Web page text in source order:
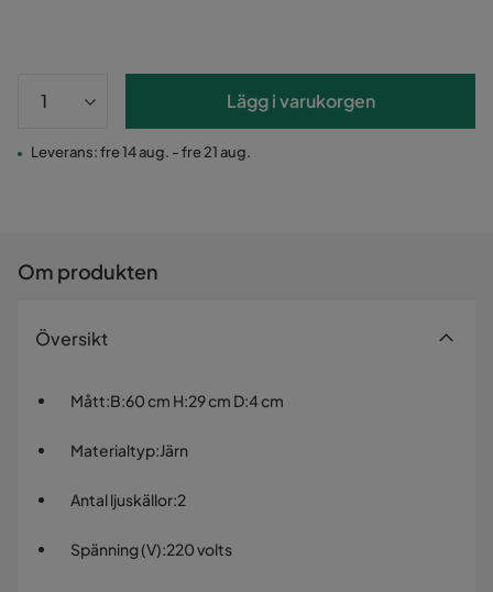
Lägg i varukorgen
Leverans: fre 14 aug. - fre 21 aug.
Om produkten
Översikt
Mått:B:60 cm H:29 cm D:4 cm
Materialtyp:Järn
Antal ljuskällor:2
Spänning (V):220 volts